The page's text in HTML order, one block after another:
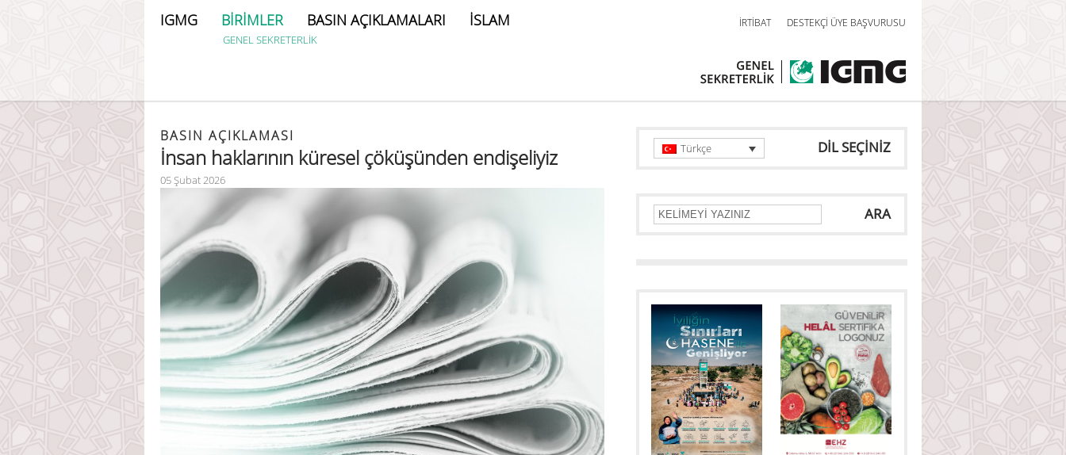
IGMG BİRİMLER BASIN AÇIKLAMALARI İSLAM
GENEL SEKRETERLİK
İRTİBAT DESTEKÇİ ÜYE BAŞVURUSU
BASIN AÇIKLAMASI
İnsan haklarının küresel çöküşünden endişeliyiz
05 Şubat 2026
DİL SEÇİNİZ
Türkçe
ARA